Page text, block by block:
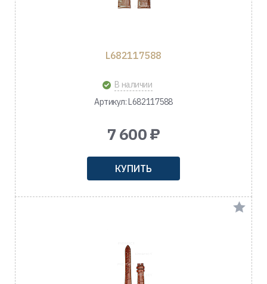
L682117588
В наличии
Артикул: L682117588
7 600 ₽
КУПИТЬ